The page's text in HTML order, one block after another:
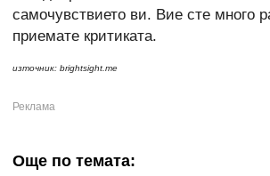
самочувствието ви. Вие сте много
приемате критиката.
източник: brightsight.me
Още по темата: